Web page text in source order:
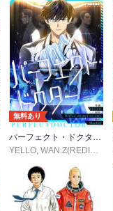
無料あり
パーフェクト・ドクター【タテヨミ】
YELLO, WAN.Z(REDICE STUDIO)